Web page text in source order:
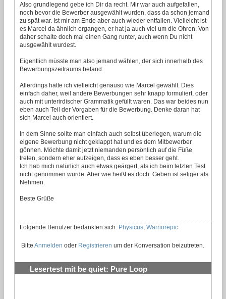
Also grundlegend gebe ich Dir da recht. Mir war auch aufgefallen,
noch bevor die Bewerber ausgewählt wurden, dass da schon jemand
zu spät war. Ist mir am Ende aber auch wieder entfallen. Vielleicht ist
es Marcel da ähnlich ergangen, er hat ja auch viel um die Ohren. Von
daher schalte doch mal einen Gang runter, auch wenn Du nicht
ausgewählt wurdest.
Eigentlich müsste man also jemand wählen, der sich innerhalb des
Bewerbungszeitraums befand.
Allerdings hätte ich vielleicht genauso wie Marcel gewählt. Dies
einfach daher, weil andere Bewerbungen sehr knapp formuliert, oder
auch mit unterirdischer Grammatik gefüllt waren. Das war beides nun
eben auch Teil der Vorgaben für die Bewerbung. Denke daran hat
sich Marcel auch orientiert.
In dem Sinne sollte man einfach auch selbst überlegen, warum die
eigene Bewerbung nicht geklappt hat und es dem Mitbewerber
gönnen. Möchte damit jetzt niemanden persönlich auf die Füße
treten, sondern eher aufzeigen, dass es eben besser geht.
Ich hab mich natürlich auch etwas geärgert, als ich beim letzten Test
nicht genommen wurde. Aber wie heißt es doch: Geben ist seliger als
Nehmen.
Beste Grüße
Folgende Benutzer bedankten sich: Physicus Warriorepic
Bitte Anmelden oder Registrieren um der Konversation beizutreten.
Lesertest mit be quiet: Pure Loop